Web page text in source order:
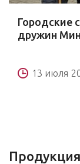
Городские
дружин
13 июля
Продукция